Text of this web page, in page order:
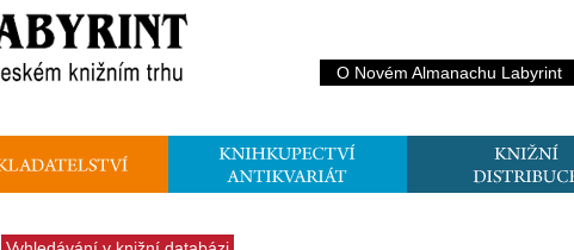
O Novém Almanachu Labyrint